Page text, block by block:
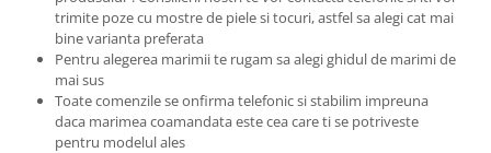
trimite poze cu mostre de piele si tocuri, astfel sa alegi cat mai
bine varianta preferata
Pentru alegerea marimii te rugam sa alegi ghidul de marimi de
mai sus
Toate comenzile se onfirma telefonic si stabilim impreuna
daca marimea coamandata este cea care ti se potriveste
pentru modelul ales